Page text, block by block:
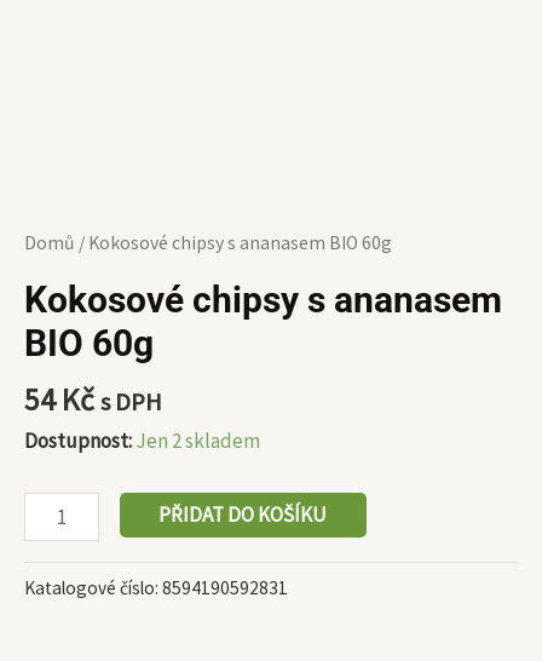
Domů / Kokosové chipsy s ananasem BIO 60g
Kokosové chipsy s ananasem
BIO 60g
54Kčs DPH
Dostupnost:Jen 2 skladem
PŘIDAT DO KOŠÍKU
Katalogové číslo: 8594190592831